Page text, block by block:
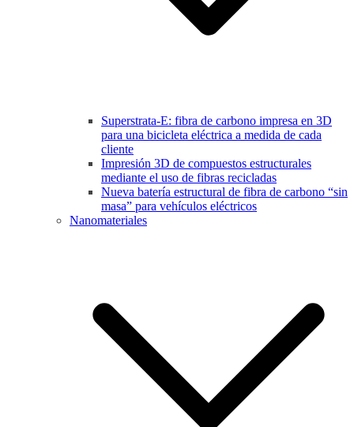
Superstrata-E: fibra de carbono impresa en 3D
para una bicicleta eléctrica a medida de cada
cliente
Impresión 3D de compuestos estructurales
mediante el uso de fibras recicladas
Nueva batería estructural de fibra de carbono “sin
masa” para vehículos eléctricos
Nanomateriales